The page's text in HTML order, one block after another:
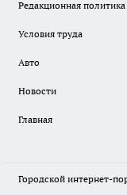
Редакционная политика
Условия труда
Авто
Новости
Главная
Городской интернет-